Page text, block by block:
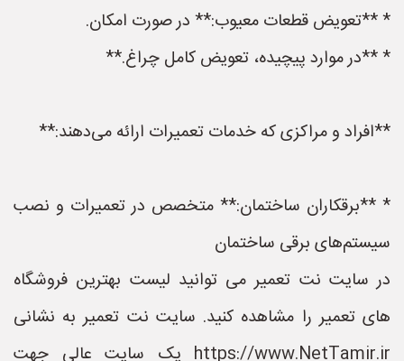
* **تعویض قطعات معیوب:** در صورت امکان.
* **در موارد پیچیده، تعویض کامل چراغ.**
**افراد و مراکزی که خدمات تعمیرات ارائه می‌دهند:**
* **برقکاران ساختمان:** متخصص در تعمیرات و نصب
سیستم‌های برقی ساختمان
در سایت نت تعمیر می توانید لیست بهترین فروشگاه
های تعمیر را مشاهده کنید. سایت نت تعمیر به نشانی
https://www.NetTamir.ir یک سایت عالی جهت